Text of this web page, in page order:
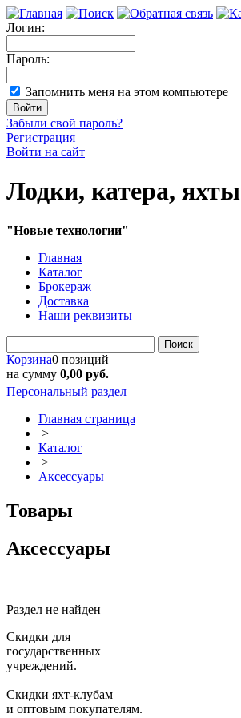
Логин:
Пароль:
Запомнить меня на этом компьютере
Забыли свой пароль?
Регистрация
Войти на сайт
Лодки, катера, яхты
"Новые технологии"
Главная
Каталог
Брокераж
Доставка
Наши реквизиты
Поиск
Корзина0 позиций
на сумму 0,00 руб.
Персональный раздел
Главная страница
>
Каталог
>
Аксессуары
Товары
Аксессуары
Раздел не найден
Скидки для
государственных
учреждений.
Скидки яхт-клубам
и оптовым покупателям.